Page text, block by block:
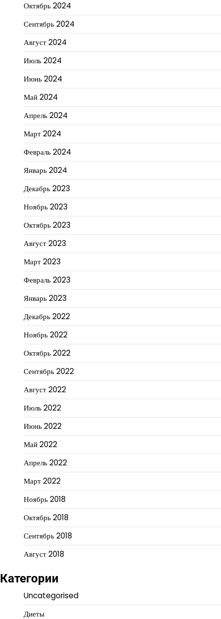
Октябрь 2024
Сентябрь 2024
Август 2024
Июль 2024
Июнь 2024
Май 2024
Апрель 2024
Март 2024
Февраль 2024
Январь 2024
Декабрь 2023
Ноябрь 2023
Октябрь 2023
Август 2023
Март 2023
Февраль 2023
Январь 2023
Декабрь 2022
Ноябрь 2022
Октябрь 2022
Сентябрь 2022
Август 2022
Июль 2022
Июнь 2022
Май 2022
Апрель 2022
Март 2022
Ноябрь 2018
Октябрь 2018
Сентябрь 2018
Август 2018
Категории
Uncategorised
Диеты